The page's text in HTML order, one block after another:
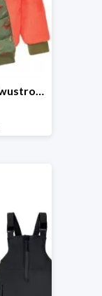
Hit cenowy - LUPILU® Dwustronna kurtka dziecięca z polarem